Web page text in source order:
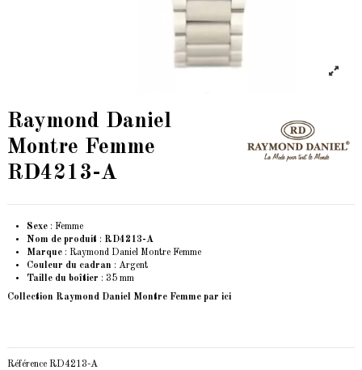
Raymond Daniel
Montre Femme
RD4213-A
Sexe : Femme
Nom de produit : RD4213-A
Marque : Raymond Daniel Montre Femme
Couleur du cadran : Argent
Taille du boîtier : 35 mm
Collection Raymond Daniel Montre Femme par ici
Référence RD4213-A